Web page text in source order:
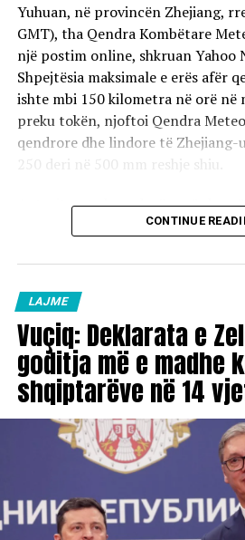
punëtore, disa prej të cilëve kanë
gjyqësore. Ndërsa, veç rreth 80%
rregullisht nga ana e qytetarëve,
të shlyejnë borxhet me kohë, duke
me këste, për ti evituar
përmbaruesve.
Yuhuan, në provincën Zhejiang,
GMT), tha Qendra Kombëtare
një postim online, shkruan Yahoo
Shpejtësia maksimale e erës afër
ishte mbi 150 kilometra në orë në
preku tokën, njoftoi Qendra
qendrore dhe lindore të
250 deri në 500 mm reshje shiu.
Autoritetet zhvendosën më shumë
nga qyteti i Wenzhou-ut dhe
Rreth 1,400 fluturime nga dhe
kryesore të pasagjerëve në
raportoi transmetuesi shtetëror
CONTINUE
LAJME
Vuçiq: Deklarata e
goditja më e madhe
shqiptarëve në 14